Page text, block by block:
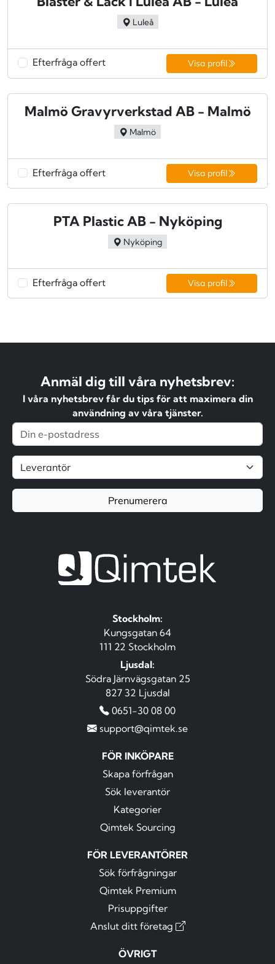
Luleå
Efterfråga offert Visa profil
Malmö Gravyrverkstad AB - Malmö
Malmö
Efterfråga offert Visa profil
PTA Plastic AB - Nyköping
Nyköping
Efterfråga offert Visa profil
Anmäl dig till våra nyhetsbrev:
I våra nyhetsbrev får du tips för att maximera din
användning av våra tjänster.
Prenumerera
Stockholm:
Kungsgatan 64
111 22 Stockholm
Ljusdal:
Södra Järnvägsgatan 25
827 32 Ljusdal
0651-30 08 00
support@qimtek.se
FÖR INKÖPARE
Skapa förfrågan
Sök leverantör
Kategorier
Qimtek Sourcing
FÖR LEVERANTÖRER
Sök förfrågningar
Qimtek Premium
Prisuppgifter
Anslut ditt företag
ÖVRIGT